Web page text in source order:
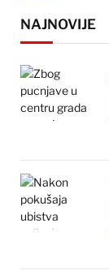
NAJNOVIJE